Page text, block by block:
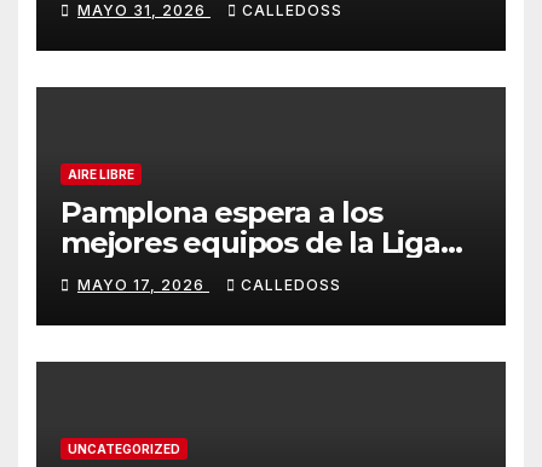
MAYO 31, 2026 CALLEDOSS
AIRE LIBRE
Pamplona espera a los
mejores equipos de la Liga
Joma e Iberdrola
MAYO 17, 2026 CALLEDOSS
UNCATEGORIZED